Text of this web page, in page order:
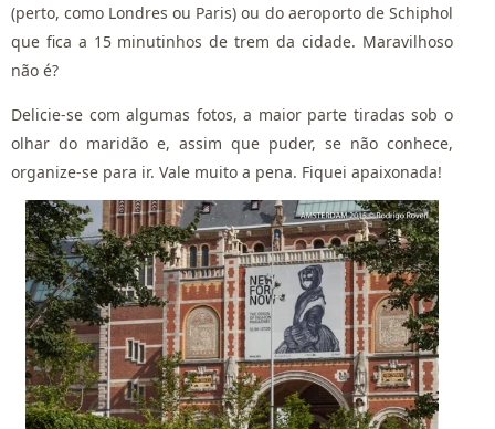
(perto, como Londres ou Paris) ou do aeroporto de Schiphol
que fica a 15 minutinhos de trem da cidade. Maravilhoso
não é?
Delicie-se com algumas fotos, a maior parte tiradas sob o
olhar do maridão e, assim que puder, se não conhece,
organize-se para ir. Vale muito a pena. Fiquei apaixonada!